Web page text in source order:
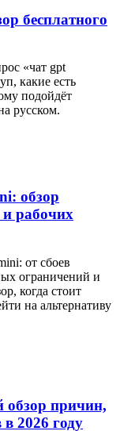
бесплатного
«чат gpt
какие есть
подойдёт
русском.
обзор
рабочих
от сбоев
ограничений и
когда стоит
на альтернативу
обзор причин,
2026 году